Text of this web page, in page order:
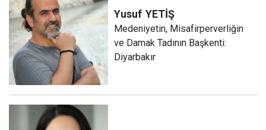
Yusuf YETİŞ
Medeniyetin, Misafirperverliğin
ve Damak Tadının Başkenti:
Diyarbakır